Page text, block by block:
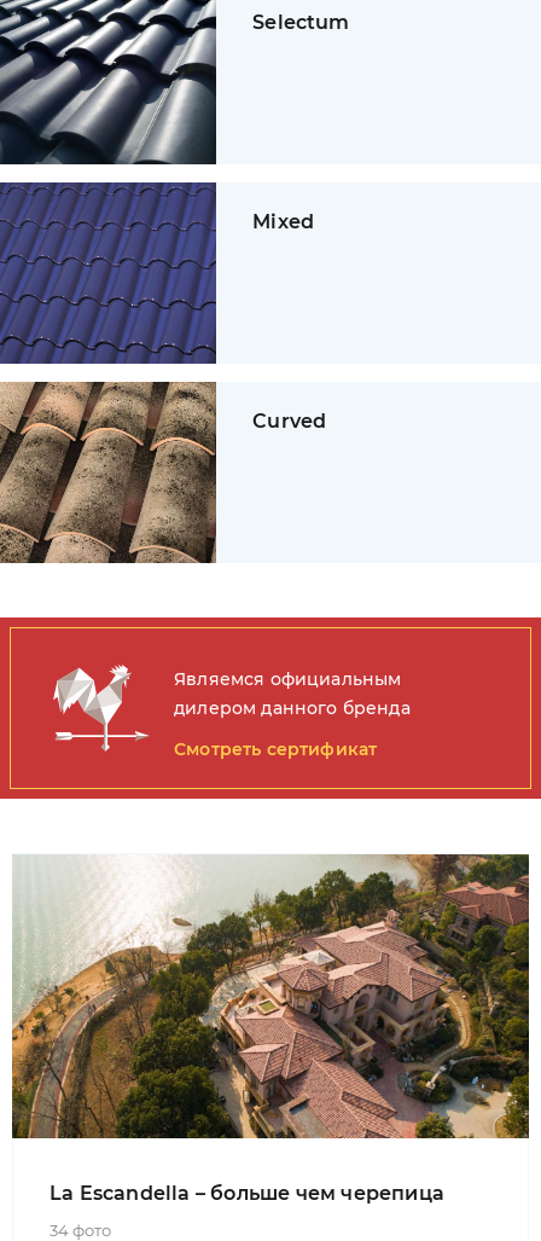
Selectum
Mixed
Curved
Являемся официальным
дилером данного бренда
Смотреть сертификат
La Escandella – больше чем черепица
34 фото